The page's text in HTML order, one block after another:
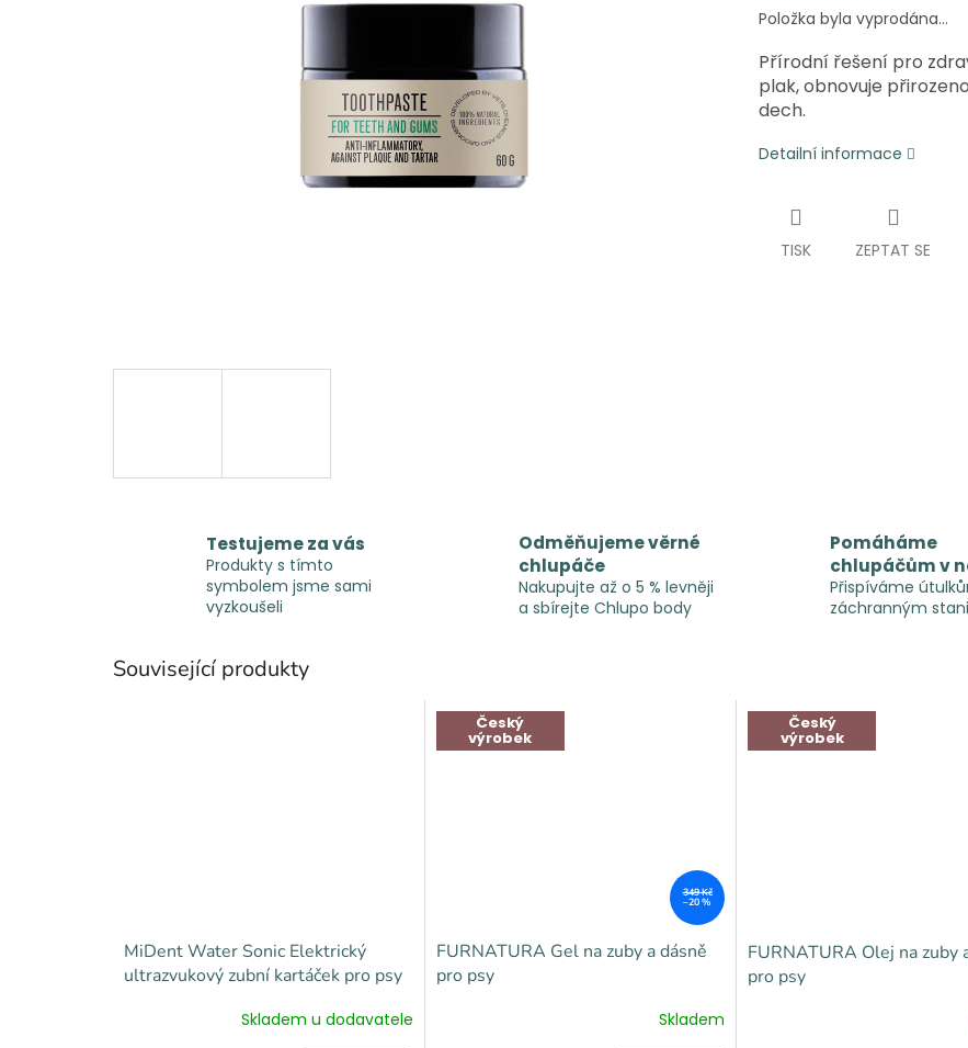
Položka byla vyprodána…
Přírodní řešení pro
plak, obnovuje
dech.
Detailní informace
TISK ZEPTAT SE
Testujeme za vás
Produkty s tímto
symbolem jsme sami
vyzkoušeli
Odměňujeme věrné
chlupáče
Nakupujte až o 5 % levněji
a sbírejte Chlupo body
Pomáháme
chlupáčům v
Přispíváme
záchranným
Související produkty
MiDent Water Sonic Elektrický
ultrazvukový zubní kartáček pro psy
Skladem u dodavatele
Český
výrobek
349 Kč
–20 %
FURNATURA Gel na zuby a dásně
pro psy
Skladem
Český
výrobek
FURNATURA Olej na zuby
pro psy